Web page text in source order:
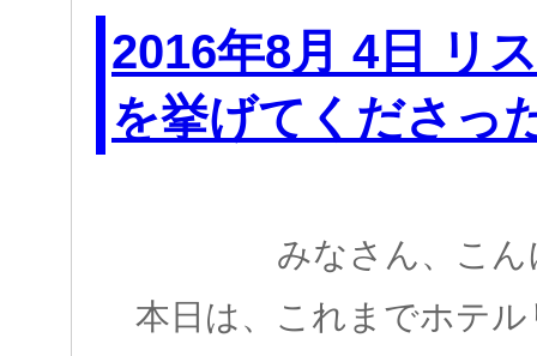
2016年8月 4日 リ
を挙げてくださっ
みなさん、こ
本日は、これまでホテ